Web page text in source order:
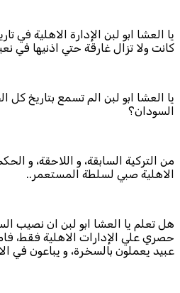
يا العشا ابو لبن الإدارة الاهلية في
كانت ولا تزال غارقة حتي اذنيها في
يا العشا ابو لبن الم تسمع بتاريخ
السودان؟
من التركية السابقة، و اللاحقة، و
الاهلية صبي لسلطة المستعمر..
هل تعلم يا العشا ابو لبن ان نصيب
حصري علي الإدارات الاهلية فقط،
عبيد يعملون بالسخرة، و يباعون في